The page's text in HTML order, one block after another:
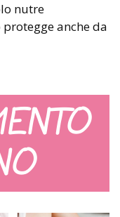
nutre
anche da